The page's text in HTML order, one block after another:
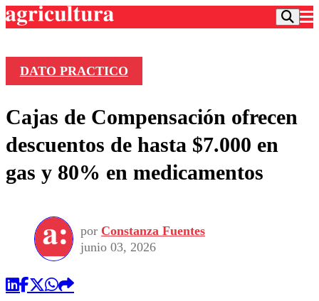
Frecuencias
Agricultura TV
Deportes
Colo Colo
Seleccion Chilena
Torneo Internacional
Entretención
Economía
Internacional
Publicaciones en medios
Opinión
DATO PRACTICO
Cajas de Compensación ofrecen
descuentos de hasta $7.000 en
gas y 80% en medicamentos
por Constanza Fuentes
junio 03, 2026